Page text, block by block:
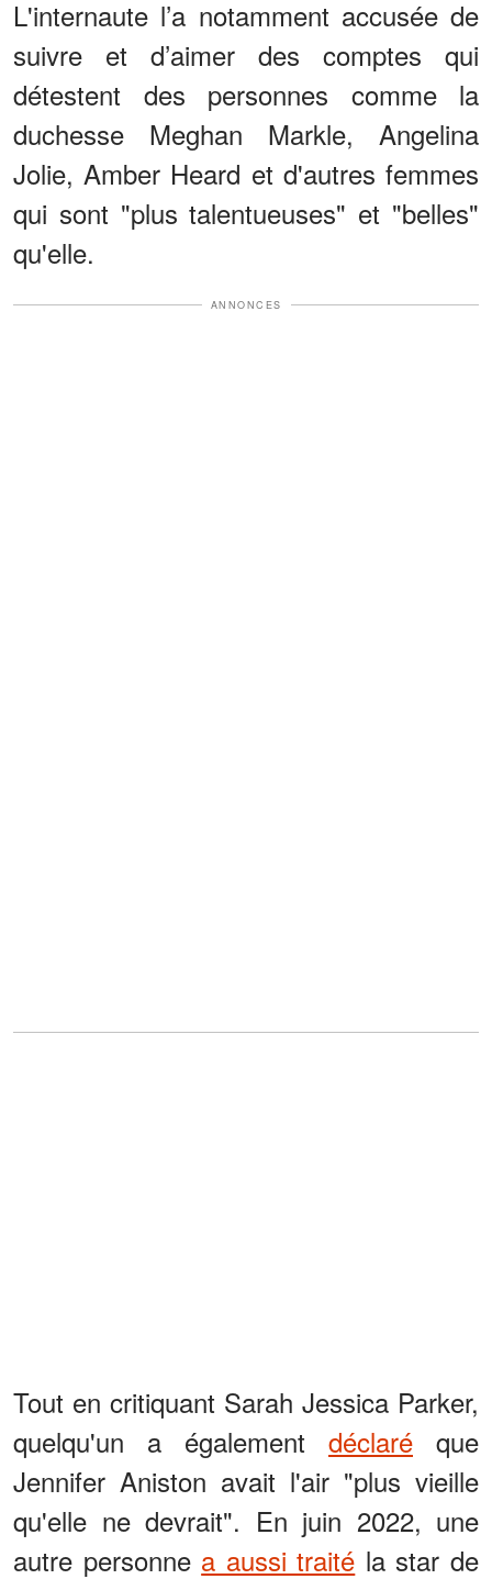
L'internaute l’a notamment accusée de
suivre et d’aimer des comptes qui
détestent des personnes comme la
duchesse Meghan Markle, Angelina
Jolie, Amber Heard et d'autres femmes
qui sont "plus talentueuses" et "belles"
qu'elle.
ANNONCES
Tout en critiquant Sarah Jessica Parker,
quelqu'un a également déclaré que
Jennifer Aniston avait l'air "plus vieille
qu'elle ne devrait". En juin 2022, une
autre personne a aussi traité la star de